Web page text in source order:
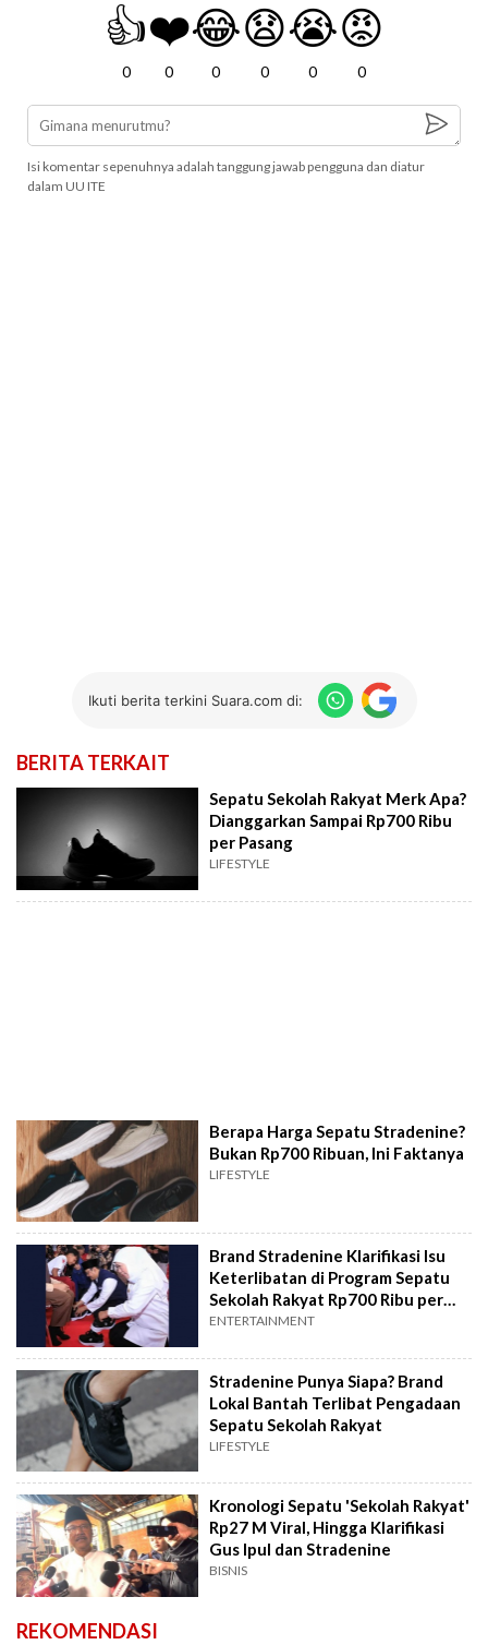
👍
0
❤️
0
😂
0
😧
0
😭
0
😡
0
Isi komentar sepenuhnya adalah tanggung jawab pengguna dan diatur
dalam UU ITE
Ikuti berita terkini Suara.com di:
BERITA TERKAIT
Sepatu Sekolah Rakyat Merk Apa?
Dianggarkan Sampai Rp700 Ribu
per Pasang
LIFESTYLE
Berapa Harga Sepatu Stradenine?
Bukan Rp700 Ribuan, Ini Faktanya
LIFESTYLE
Brand Stradenine Klarifikasi Isu
Keterlibatan di Program Sepatu
Sekolah Rakyat Rp700 Ribu per
Pasang
ENTERTAINMENT
Stradenine Punya Siapa? Brand
Lokal Bantah Terlibat Pengadaan
Sepatu Sekolah Rakyat
LIFESTYLE
Kronologi Sepatu 'Sekolah Rakyat'
Rp27 M Viral, Hingga Klarifikasi
Gus Ipul dan Stradenine
BISNIS
REKOMENDASI